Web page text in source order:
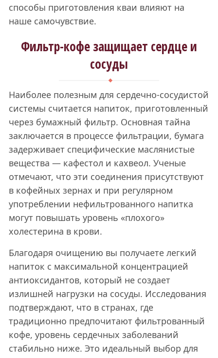
способы приготовления кваи влияют на
наше самочувствие.
Фильтр-кофе защищает сердце и
сосуды
Наиболее полезным для сердечно-сосудистой
системы считается напиток, приготовленный
через бумажный фильтр. Основная тайна
заключается в процессе фильтрации, бумага
задерживает специфические маслянистые
вещества — кафестол и кахвеол. Ученые
отмечают, что эти соединения присутствуют
в кофейных зернах и при регулярном
употреблении нефильтрованного напитка
могут повышать уровень «плохого»
холестерина в крови.
Благодаря очищению вы получаете легкий
напиток с максимальной концентрацией
антиоксидантов, который не создает
излишней нагрузки на сосуды. Исследования
подтверждают, что в странах, где
традиционно предпочитают фильтрованный
кофе, уровень сердечных заболеваний
стабильно ниже. Это идеальный выбор для